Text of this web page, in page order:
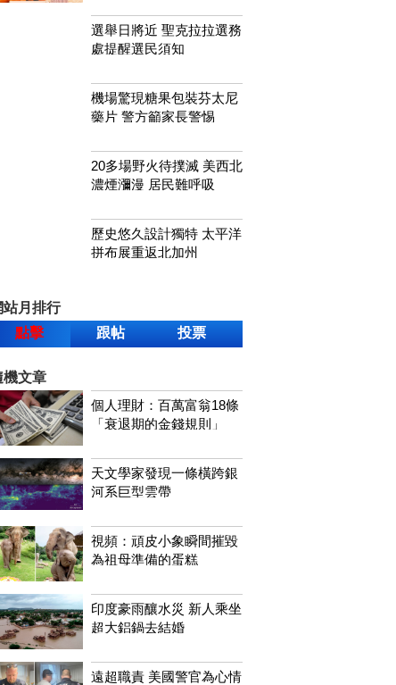
選舉日將近 聖克拉拉選務
處提醒選民須知
機場驚現糖果包裝芬太尼
藥片 警方籲家長警惕
20多場野火待撲滅 美西北
濃煙瀰漫 居民難呼吸
歷史悠久設計獨特 太平洋
拼布展重返北加州
站月排行
點擊
跟帖 投票
機文章
個人理財：百萬富翁18條
「衰退期的金錢規則」
天文學家發現一條橫跨銀
河系巨型雲帶
視頻：頑皮小象瞬間摧毀
為祖母準備的蛋糕
印度豪雨釀水災 新人乘坐
超大鋁鍋去結婚
遠超職責 美國警官為心情